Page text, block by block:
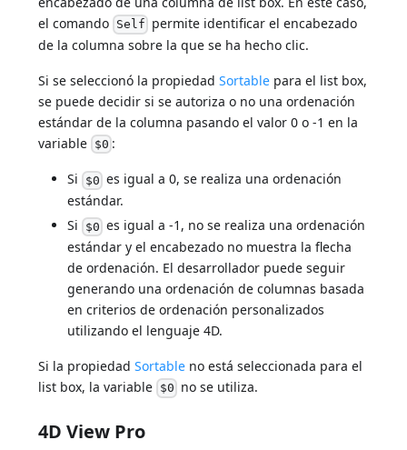
el comando Self permite identificar el encabezado
de la columna sobre la que se ha hecho clic.
Si se seleccionó la propiedadSortable para el list box,
se puede decidir si se autoriza o no una ordenación
estándar de la columna pasando el valor 0 o -1 en la
variable $0 :
Si $0 es igual a 0, se realiza una ordenación
estándar.
Si $0 es igual a -1, no se realiza una ordenación
estándar y el encabezado no muestra la flecha
de ordenación. El desarrollador puede seguir
generando una ordenación de columnas basada
en criterios de ordenación personalizados
utilizando el lenguaje 4D.
Si la propiedadSortable no está seleccionada para el
list box, la variable $0 no se utiliza.
4D View Pro